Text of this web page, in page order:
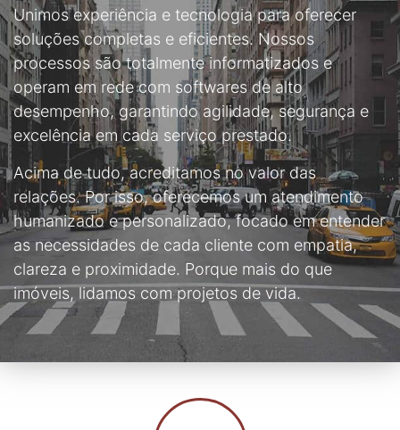
Unimos experiência e tecnologia para oferecer
soluções completas e eficientes. Nossos
processos são totalmente informatizados e
operam em rede com softwares de alto
desempenho, garantindo agilidade, segurança e
excelência em cada serviço prestado.
Acima de tudo, acreditamos no valor das
relações. Por isso, oferecemos um atendimento
humanizado e personalizado, focado em entender
as necessidades de cada cliente com empatia,
clareza e proximidade. Porque mais do que
imóveis, lidamos com projetos de vida.